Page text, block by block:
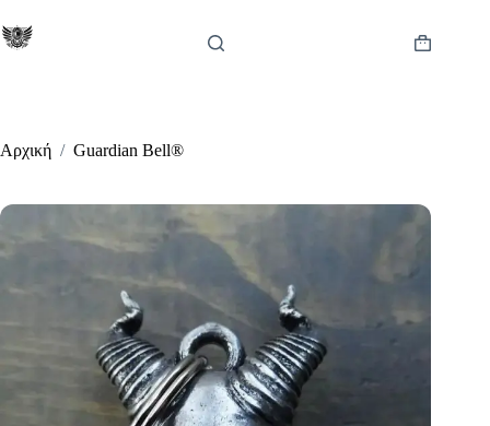
στο
περιεχόμενο
Καλάθι
Αρχική / Guardian Bell®